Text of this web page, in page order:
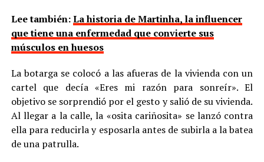
Lee también:La historia de Martinha, la influencer
que tiene una enfermedad que convierte sus
músculos en huesos
La botarga se colocó a las afueras de la vivienda con un
cartel que decía «Eres mi razón para sonreír». El
objetivo se sorprendió por el gesto y salió de su vivienda.
Al llegar a la calle, la «osita cariñosita» se lanzó contra
ella para reducirla y esposarla antes de subirla a la batea
de una patrulla.